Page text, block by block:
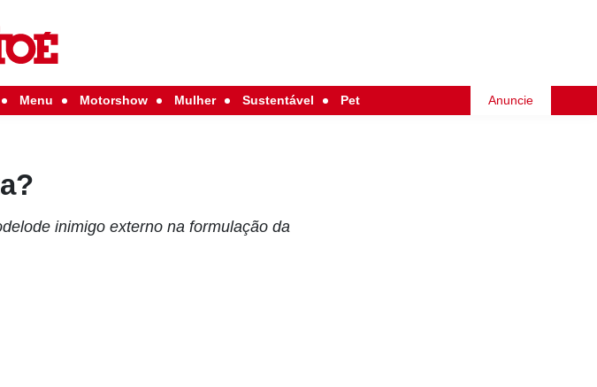
Menu Motorshow Mulher Sustentável Pet Anuncie
inimigo externo na formulação da